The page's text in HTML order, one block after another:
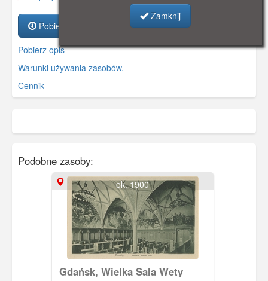
Pobierz zasób
Pobierz opis
Warunki używania zasobów.
Cennik
Podobne zasoby:
ok. 1900
Gdańsk, Wielka Sala Wety
Zamknij